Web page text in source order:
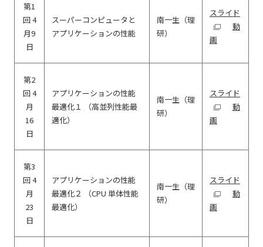
第1
回 4
月9
日
スーパーコンピュータと
アプリケーションの性能
南一生（理
研）
スライド
動
画
第2
回 4
月
16
日
アプリケーションの性能
最適化１ （高並列性能最
適化）
南一生（理
研）
スライド
動
画
第3
回 4
月
23
日
アプリケーションの性能
最適化２ （CPU 単体性能
最適化）
南一生（理
研）
スライド
動
画